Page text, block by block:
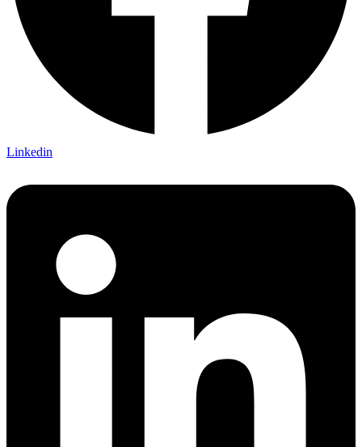
Linkedin